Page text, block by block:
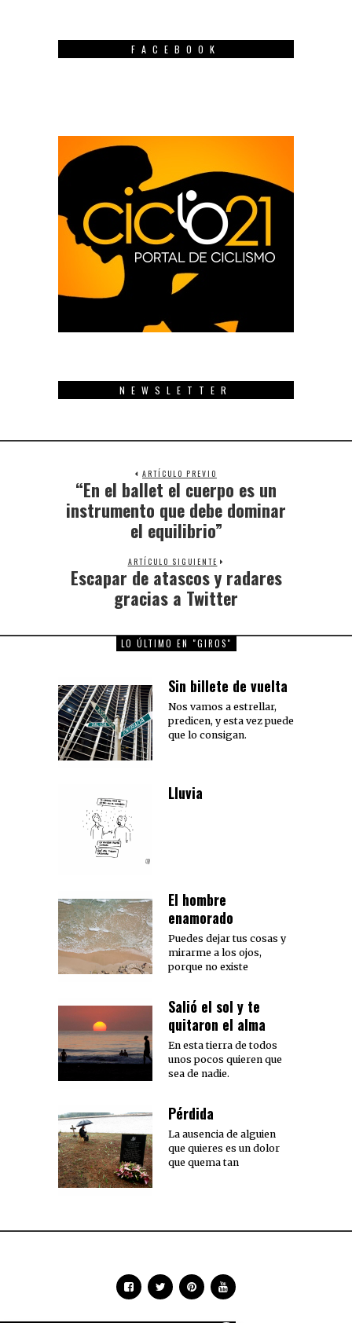
FACEBOOK
NEWSLETTER
ARTÍCULO PREVIO
Previous
post:
“En el ballet el cuerpo es un
instrumento que debe dominar
el equilibrio”
ARTÍCULO SIGUIENTE
Next
post:
Escapar de atascos y radares
gracias a Twitter
LO ÚLTIMO EN "GIROS"
Sin billete de vuelta
Nos vamos a estrellar,
predicen, y esta vez puede
que lo consigan.
Lluvia
El hombre
enamorado
Puedes dejar tus cosas y
mirarme a los ojos,
porque no existe
Salió el sol y te
quitaron el alma
En esta tierra de todos
unos pocos quieren que
sea de nadie.
Pérdida
La ausencia de alguien
que quieres es un dolor
que quema tan